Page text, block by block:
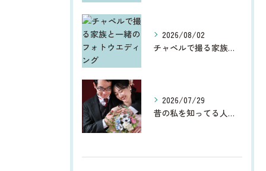
2026/08/02
チャペルで撮る家族と一緒のフォトウエディング
2026/07/29
昔の私を知ってる人からしたら、今、お宮参りや七五三、ウエディ...